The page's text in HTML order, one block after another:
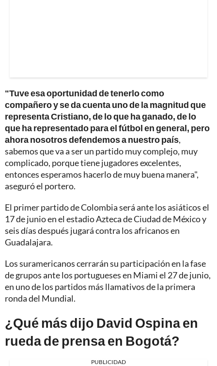
"Tuve esa oportunidad de tenerlo como
compañero y se da cuenta uno de la magnitud que
representa Cristiano, de lo que ha ganado, de lo
que ha representado para el fútbol en general, pero
ahora nosotros defendemos a nuestro país,
sabemos que va a ser un partido muy complejo, muy
complicado, porque tiene jugadores excelentes,
entonces esperamos hacerlo de muy buena manera",
aseguró el portero.
El primer partido de Colombia será ante los asiáticos el
17 de junio en el estadio Azteca de Ciudad de México y
seis días después jugará contra los africanos en
Guadalajara.
Los suramericanos cerrarán su participación en la fase
de grupos ante los portugueses en Miami el 27 de junio,
en uno de los partidos más llamativos de la primera
ronda del Mundial.
¿Qué más dijo David Ospina en
rueda de prensa en Bogotá?
PUBLICIDAD